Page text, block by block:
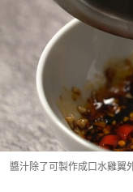
醬汁除了可製作成口水雞翼